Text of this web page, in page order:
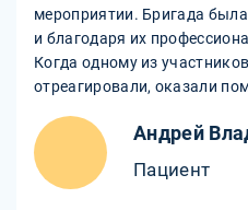
мероприятии. Бригада
и благодаря их
Когда одному из
отреагировали, оказали
нас в приоритете, и
уверены в защите. Огромное
Андрей
Пациент